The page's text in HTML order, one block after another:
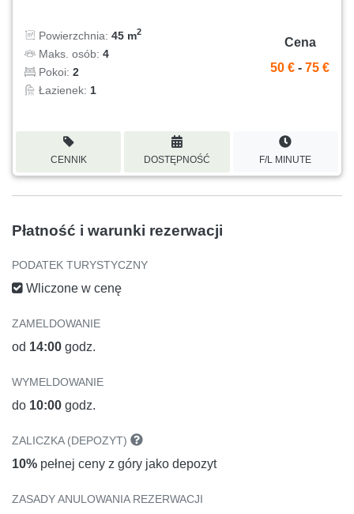
Powierzchnia: 45 m2
Maks. osób: 4
Pokoi: 2
Łazienek: 1
Cena
50 € - 75 €
CENNIK DOSTĘPNOŚĆ F/L MINUTE
Płatność i warunki rezerwacji
PODATEK TURYSTYCZNY
Wliczone w cenę
ZAMELDOWANIE
od 14:00 godz.
WYMELDOWANIE
do 10:00 godz.
ZALICZKA (DEPOZYT)
10% pełnej ceny z góry jako depozyt
ZASADY ANULOWANIA REZERWACJI